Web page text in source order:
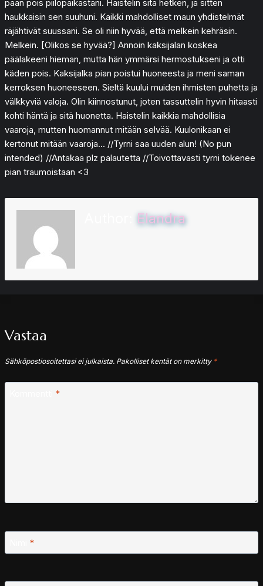
pään pois piilopaikastani. Haistelin sitä hetken, ja sitten
haukkaisin sen suuhuni. Kaikki mahdolliset maun yhdistelmät
räjähtivät suussani. Se oli niin hyvää, että melkein kehräsin.
Melkein. [Olikos se hyvää?] Annoin kaksijalan koskea
päälakeeni hieman, mutta hän ymmärsi hermostukseni ja otti
käden pois. Kaksijalka pian poistui huoneesta ja meni saman
kerroksen huoneeseen. Sieltä kuului muiden ihmisten puhetta ja
välkkyviä valoja. Olin kiinnostunut, joten tassuttelin hyvin hitaasti
kohti häntä ja sitä huonetta. Haistelin kaikkia mahdollisia
vaaroja, mutten huomannut mitään selvää. Kuulonikaan ei
kertonut mitään vaaroja... //Tyrni saa uuden alun! (No pun
intended) //Antakaa plz palautetta //Toivottavasti tyrni tokenee
pian traumoistaan <3
Elandra
Vastaa
Sähköpostiosoitettasi ei julkaista. Pakolliset kentät on merkitty *
*
*